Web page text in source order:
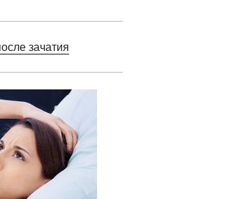
зачатия